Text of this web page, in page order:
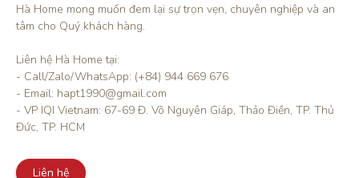
Hà Home mong muốn đem lại sự trọn vẹn, chuyên nghiệp và an
tâm cho Quý khách hàng.
Liên hệ Hà Home tại:
- Call/Zalo/WhatsApp: (+84) 944 669 676
- Email: hapt1990@gmail.com
- VP IQI Vietnam: 67-69 Đ. Võ Nguyên Giáp, Thảo Điền, TP. Thủ
Đức, TP. HCM
Liên hệ